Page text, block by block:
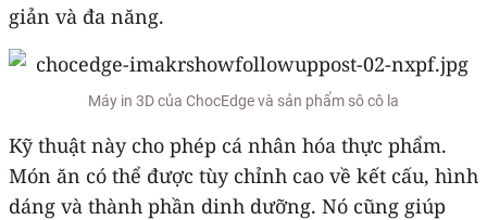
giản và đa năng.
Máy in 3D của ChocEdge và sản phẩm sô cô la
Kỹ thuật này cho phép cá nhân hóa thực phẩm.
Món ăn có thể được tùy chỉnh cao về kết cấu, hình
dáng và thành phần dinh dưỡng. Nó cũng giúp